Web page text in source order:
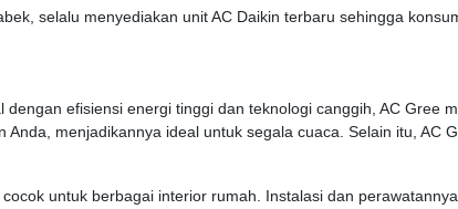
selalu menyediakan unit AC Daikin terbaru sehingga
efisiensi energi tinggi dan teknologi canggih, AC Gree
menjadikannya ideal untuk segala cuaca. Selain itu, AC
untuk berbagai interior rumah. Instalasi dan